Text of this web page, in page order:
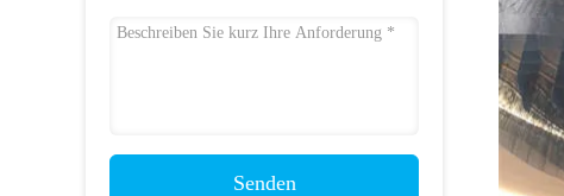
Senden